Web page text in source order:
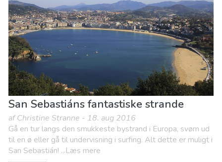
San Sebastiáns fantastiske strande
af Christine Stranne - 18. aug 2016
Gå en tur langs den smukkeste bystrand i Europa, svøm ud
til en ø eller gå til undervisning i surfing. Alt dette er muligt i
San Sebastián! ...Læs mere